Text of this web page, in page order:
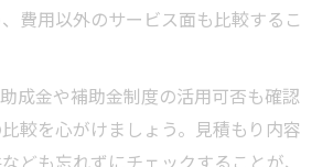
費用以外のサービス面も比較するこ
成金や補助金制度の活用可否も確認
較を心がけましょう。見積もり内容
ども忘れずにチェックすることが、